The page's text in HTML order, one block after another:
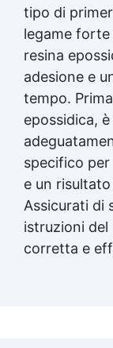
tipo di
legame
resina
adesione e
tempo.
epossidica,
specifico
e un
Assicurati di
istruzioni del
corretta e